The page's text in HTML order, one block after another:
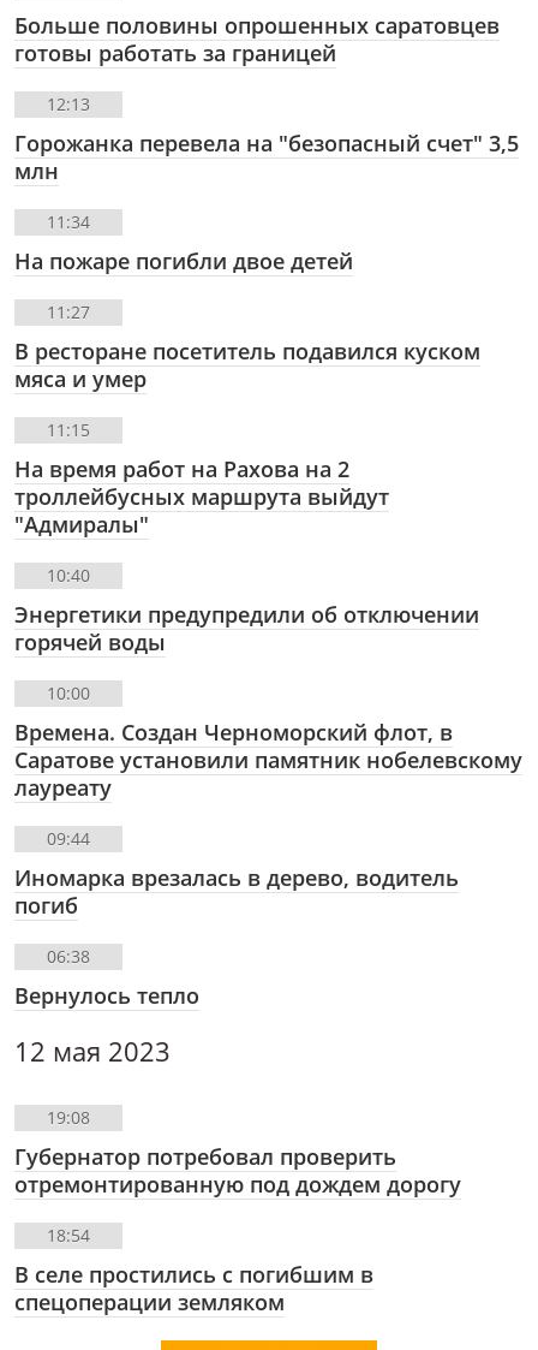
Больше половины опрошенных саратовцев
готовы работать за границей
12:13
Горожанка перевела на "безопасный счет" 3,5
млн
11:34
На пожаре погибли двое детей
11:27
В ресторане посетитель подавился куском
мяса и умер
11:15
На время работ на Рахова на 2
троллейбусных маршрута выйдут
"Адмиралы"
10:40
Энергетики предупредили об отключении
горячей воды
10:00
Времена. Создан Черноморский флот, в
Саратове установили памятник нобелевскому
лауреату
09:44
Иномарка врезалась в дерево, водитель
погиб
06:38
Вернулось тепло
12 мая 2023
19:08
Губернатор потребовал проверить
отремонтированную под дождем дорогу
18:54
В селе простились с погибшим в
спецоперации земляком